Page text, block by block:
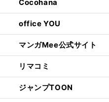
Cocohana
office YOU
マンガMee公式サイト
リマコミ
ジャンプTOON